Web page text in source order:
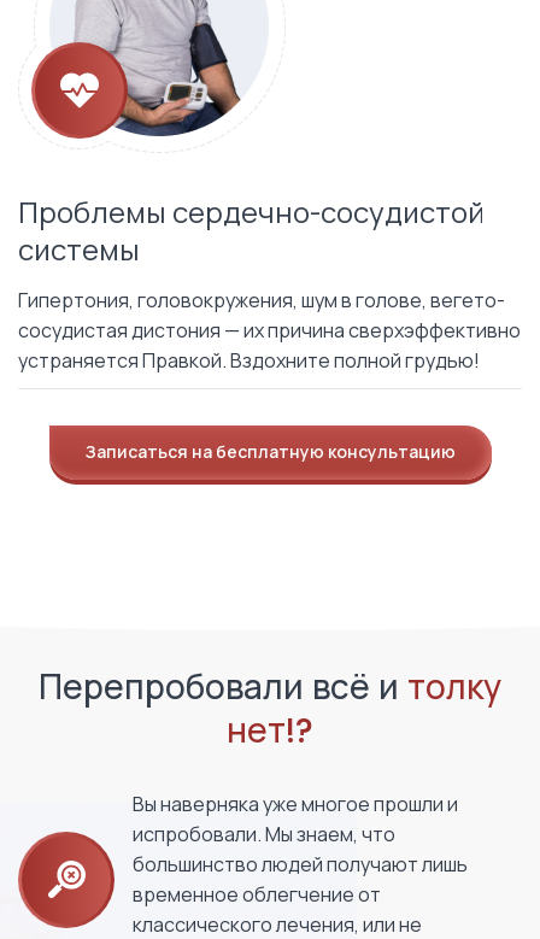
Проблемы сердечно-сосудистой
системы
Гипертония, головокружения, шум в голове, вегето-
сосудистая дистония — их причина сверхэффективно
устраняется Правкой. Вздохните полной грудью!
Записаться на бесплатную консультацию
Перепробовали всё и толку
нет!?
Вы наверняка уже многое прошли и
испробовали. Мы знаем, что
большинство людей получают лишь
временное облегчение от
классического лечения, или не